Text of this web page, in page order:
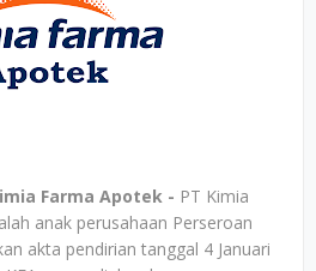
Farma Apotek - PT Kimia
anak perusahaan Perseroan
akta pendirian tanggal 4 Januari